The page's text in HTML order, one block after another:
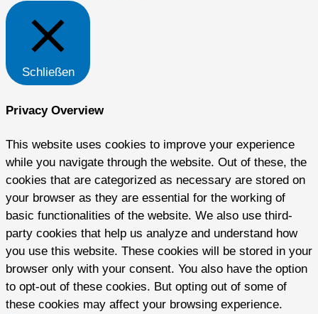
Schließen
Privacy Overview
This website uses cookies to improve your experience
while you navigate through the website. Out of these, the
cookies that are categorized as necessary are stored on
your browser as they are essential for the working of
basic functionalities of the website. We also use third-
party cookies that help us analyze and understand how
you use this website. These cookies will be stored in your
browser only with your consent. You also have the option
to opt-out of these cookies. But opting out of some of
these cookies may affect your browsing experience.